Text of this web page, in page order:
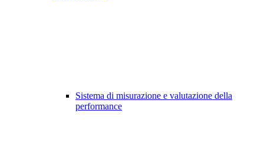
Sistema di misurazione e valutazione della
performance